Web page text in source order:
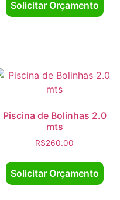
Solicitar Orçamento
Piscina de Bolinhas 2.0
mts
R$260.00
Solicitar Orçamento